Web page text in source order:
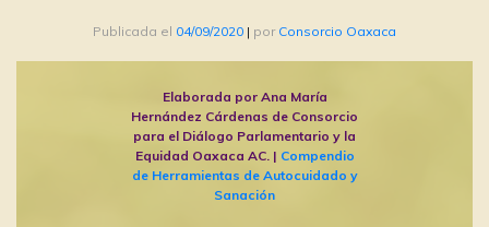
Publicada el 04/09/2020 | por Consorcio Oaxaca
Elaborada por Ana María
Hernández Cárdenas de Consorcio
para el Diálogo Parlamentario y la
Equidad Oaxaca AC. | Compendio
de Herramientas de Autocuidado y
Sanación